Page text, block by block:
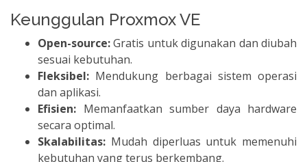
Keunggulan Proxmox VE
Open-source:Gratis untuk digunakan dan diubah
sesuai kebutuhan.
Fleksibel: Mendukung berbagai sistem operasi
dan aplikasi.
Efisien: Memanfaatkan sumber daya hardware
secara optimal.
Skalabilitas: Mudah diperluas untuk memenuhi
kebutuhan yang terus berkembang.